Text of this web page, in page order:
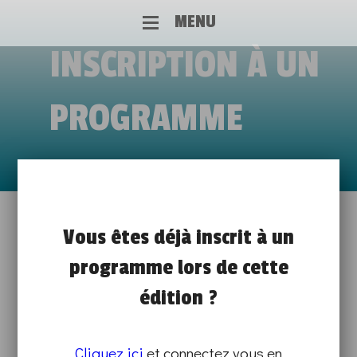
MENU
INSCRIPTION À UN
PROGRAMME
JEUDI DE L’INDUSTRIE
Vendredi 4 avril de 09h00 à 17h00
JOB COACHING ET CONFÉRENCE
Vous êtes déjà inscrit à un
programme lors de cette
édition ?
Cliquez ici et connectez vous en